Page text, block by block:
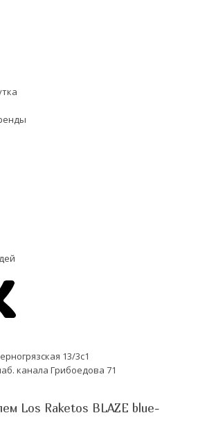
13/3с1
канала Грибоедова 71
Los Raketos BLAZE blue-